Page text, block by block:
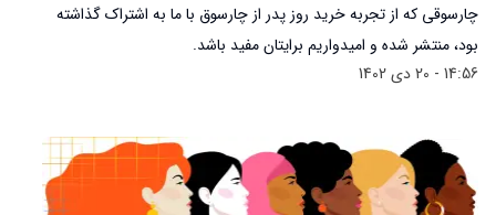
چارسوقی که از تجربه خرید روز پدر از چارسوق با ما به اشتراک گذاشته
بود، منتشر شده و امیدواریم برایتان مفید باشد.
14:56 - 20 دی 1402